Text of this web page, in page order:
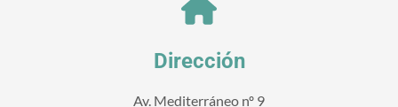
Dirección
Av. Mediterráneo nº 9